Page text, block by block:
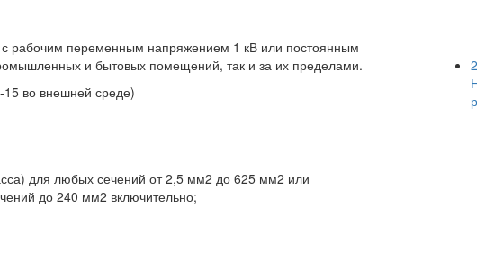
с рабочим переменным напряжением 1 кВ или постоянным
и бытовых помещений, так и за их пределами.
15 во внешней среде)
для любых сечений от 2,5 мм2 до 625 мм2 или
до 240 мм2 включительно;